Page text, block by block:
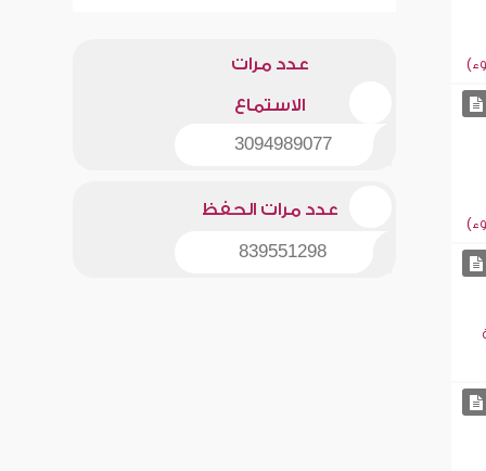
عدد مرات
الاستماع
3094989077
عدد مرات الحفظ
839551298